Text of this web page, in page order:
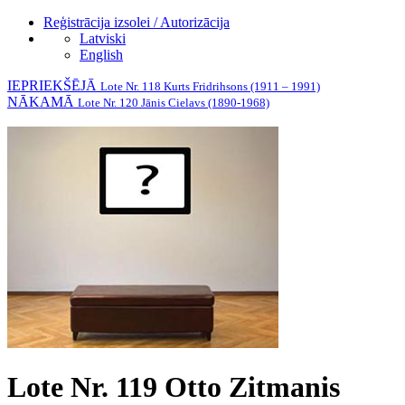
Reģistrācija izsolei / Autorizācija
Latviski
English
IEPRIEKŠĒJĀ Lote Nr. 118 Kurts Fridrihsons (1911 – 1991)
NĀKAMĀ Lote Nr. 120 Jānis Cielavs (1890-1968)
Lote Nr. 119 Otto Zitmanis